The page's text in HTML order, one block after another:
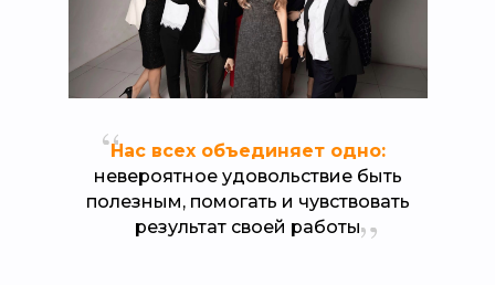
Нас всех объединяет одно:
невероятное удовольствие быть
полезным, помогать и чувствовать
результат своей работы